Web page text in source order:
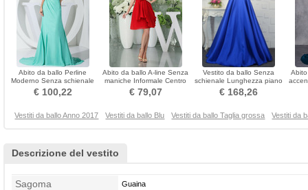
Abito da ballo Perline
Moderno Senza schienale
Pavimento Chiffon
€ 100,22
Abito da ballo A-line Senza
maniche Informale Centro
dietro Medio
€ 79,07
Vestito da ballo Senza
schienale Lunghezza piano
A Linea Inverno
€ 168,26
Vestiti da ballo Anno 2017 Vestiti da ballo Blu Vestiti da ballo Taglia grossa Vestiti da
Descrizione del vestito
Sagoma Guaina